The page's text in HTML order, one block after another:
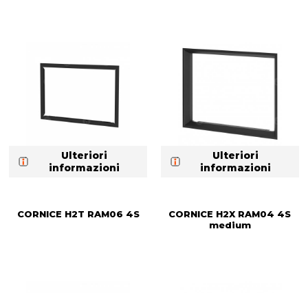
Ulteriori
informazioni
Ulteriori
informazioni
CORNICE H2T RAM06 4S
CORNICE H2X RAM04 4S
medium